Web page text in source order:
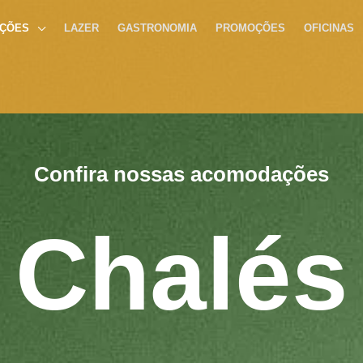
LAZER GASTRONOMIA PROMOÇÕES OFICINAS
Confira nossas acomodações
Chalés